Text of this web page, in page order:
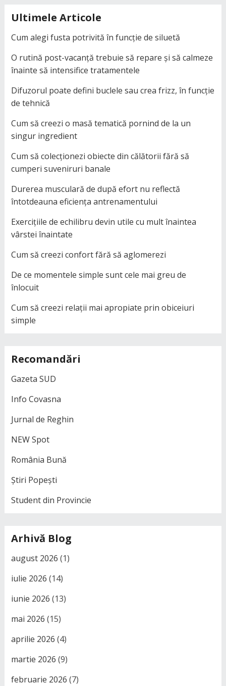
Ultimele Articole
Cum alegi fusta potrivită în funcție de siluetă
O rutină post-vacanță trebuie să repare și să calmeze
înainte să intensifice tratamentele
Difuzorul poate defini buclele sau crea frizz, în funcție
de tehnică
Cum să creezi o masă tematică pornind de la un
singur ingredient
Cum să colecționezi obiecte din călătorii fără să
cumperi suveniruri banale
Durerea musculară de după efort nu reflectă
întotdeauna eficiența antrenamentului
Exercițiile de echilibru devin utile cu mult înaintea
vârstei înaintate
Cum să creezi confort fără să aglomerezi
De ce momentele simple sunt cele mai greu de
înlocuit
Cum să creezi relații mai apropiate prin obiceiuri
simple
Recomandări
Gazeta SUD
Info Covasna
Jurnal de Reghin
NEW Spot
România Bună
Știri Popești
Student din Provincie
Arhivă Blog
august 2026 (1)
iulie 2026 (14)
iunie 2026 (13)
mai 2026 (15)
aprilie 2026 (4)
martie 2026 (9)
februarie 2026 (7)